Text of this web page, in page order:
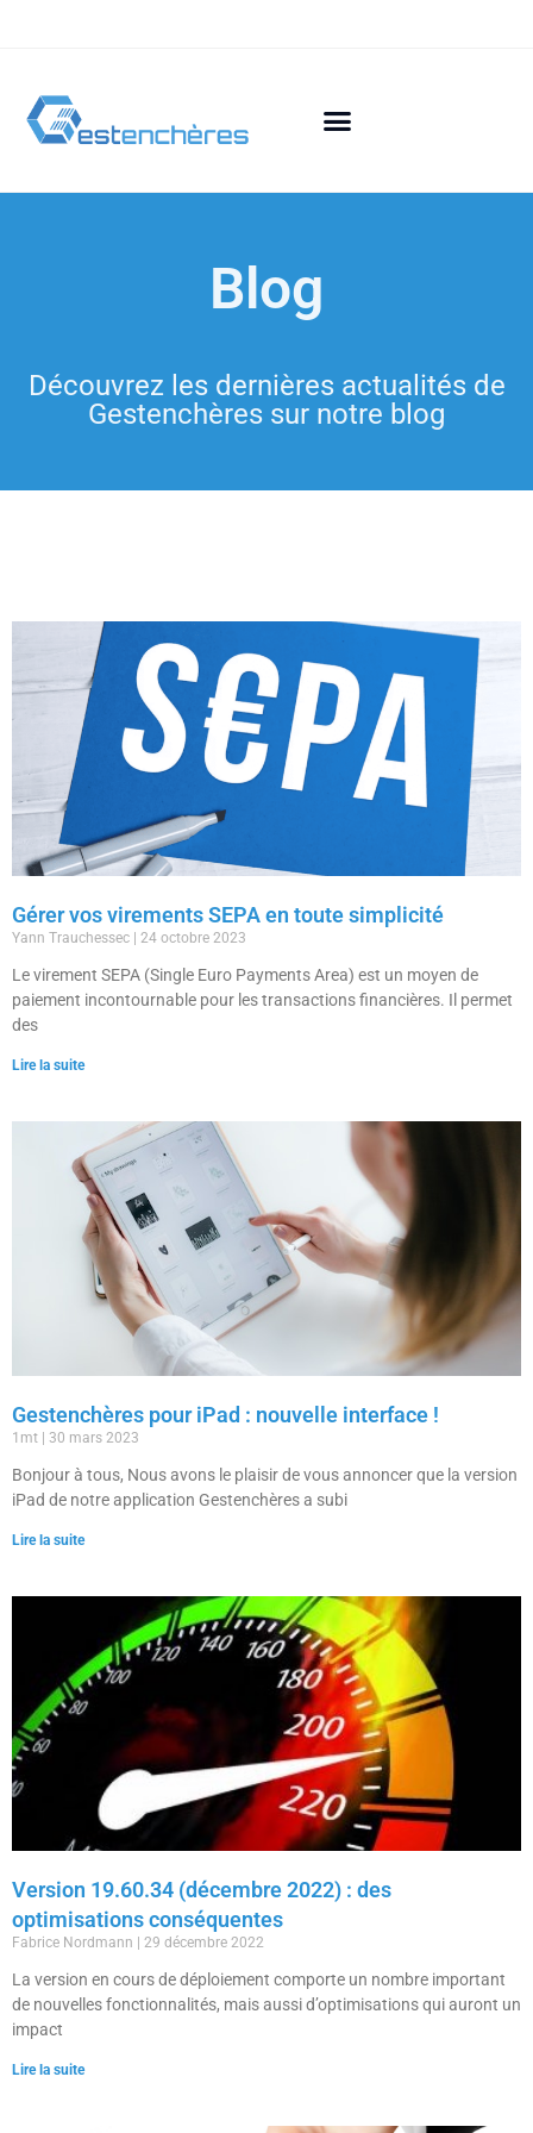
Blog
Découvrez les dernières actualités de
Gestenchères sur notre blog
Gérer vos virements SEPA en toute simplicité
Yann Trauchessec 24 octobre 2023
Le virement SEPA (Single Euro Payments Area) est un moyen de
paiement incontournable pour les transactions financières. Il permet
des
Lire la suite
Gestenchères pour iPad : nouvelle interface !
1mt 30 mars 2023
Bonjour à tous, Nous avons le plaisir de vous annoncer que la version
iPad de notre application Gestenchères a subi
Lire la suite
Version 19.60.34 (décembre 2022) : des
optimisations conséquentes
Fabrice Nordmann 29 décembre 2022
La version en cours de déploiement comporte un nombre important
de nouvelles fonctionnalités, mais aussi d’optimisations qui auront un
impact
Lire la suite